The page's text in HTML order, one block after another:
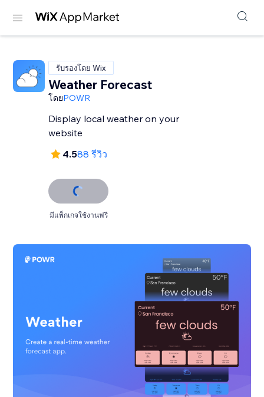
รับรองโดย Wix
Weather Forecast
โดยPOWR
Display local weather on your
website
4.588 รีวิว
มีแพ็กเกจใช้งานฟรี